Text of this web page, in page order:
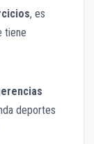
, es
tiene
deportes